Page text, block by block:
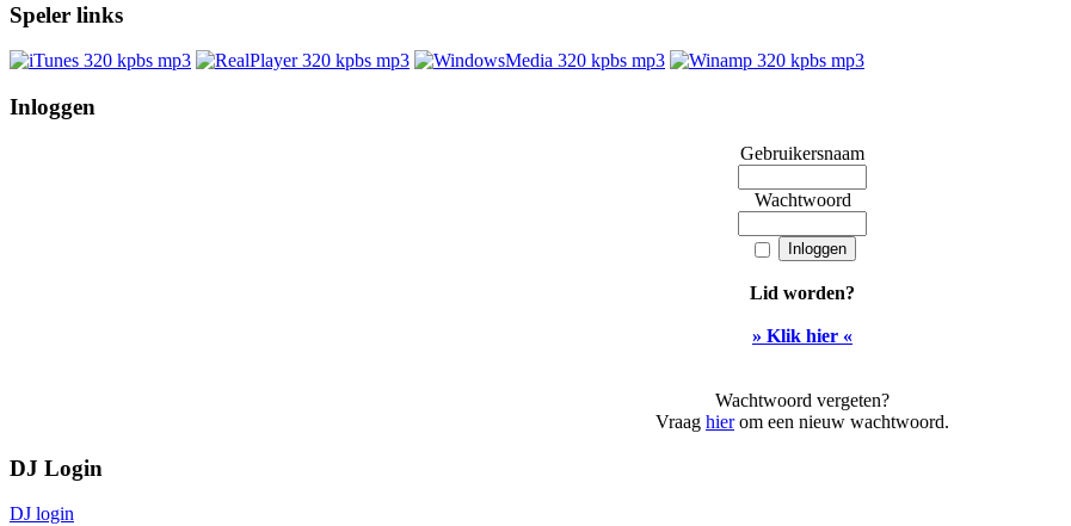
Speler links
Inloggen
Gebruikersnaam
Wachtwoord
Lid worden?
» Klik hier «
Wachtwoord vergeten?
Vraag hierom een nieuw wachtwoord.
DJ Login
DJ login